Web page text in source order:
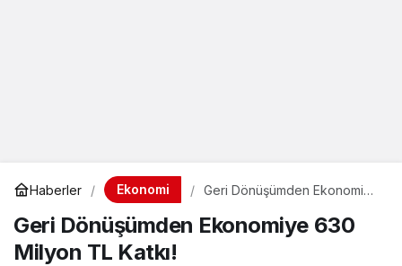
Haberler Ekonomi
Geri Dönüşümden Ekonomiye
Geri Dönüşümden Ekonomiye 630
Milyon TL Katkı!